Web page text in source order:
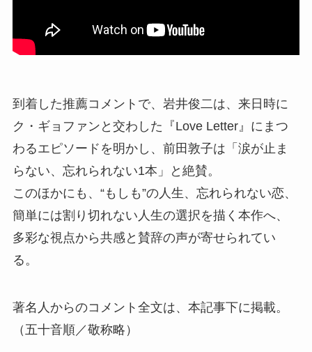
到着した推薦コメントで、岩井俊二は、来日時に
ク・ギョファンと交わした『Love Letter』にまつ
わるエピソードを明かし、前田敦子は「涙が止ま
らない、忘れられない1本」と絶賛。
このほかにも、“もしも”の人生、忘れられない恋、
簡単には割り切れない人生の選択を描く本作へ、
多彩な視点から共感と賛辞の声が寄せられてい
る。
著名人からのコメント全文は、本記事下に掲載。
（五十音順／敬称略）